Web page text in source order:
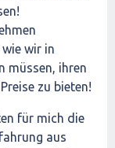
wir in
müssen, ihren
zu bieten!
für mich die
aus